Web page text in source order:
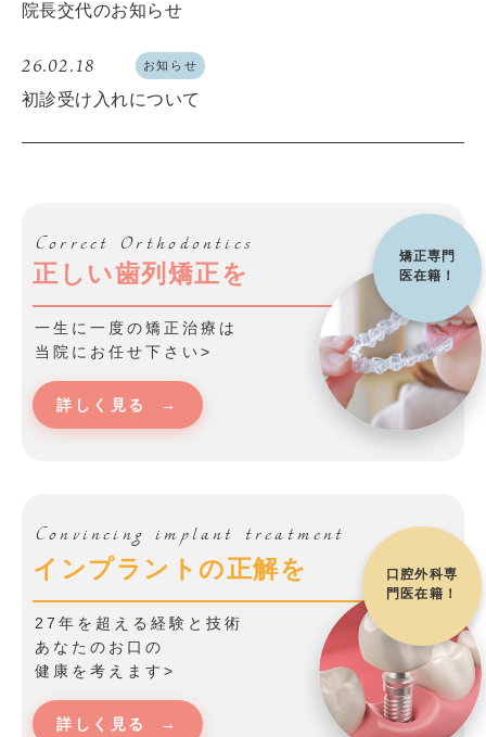
院長交代のお知らせ
26.02.18 お知らせ
初診受け入れについて
Correct Orthodontics
正しい歯列矯正を
一生に一度の矯正治療は
当院にお任せ下さい>
詳しく見る →
矯正専門
医在籍！
Convincing implant treatment
インプラントの正解を
27年を超える経験と技術
あなたのお口の
健康を考えます>
詳しく見る →
口腔外科専
門医在籍！